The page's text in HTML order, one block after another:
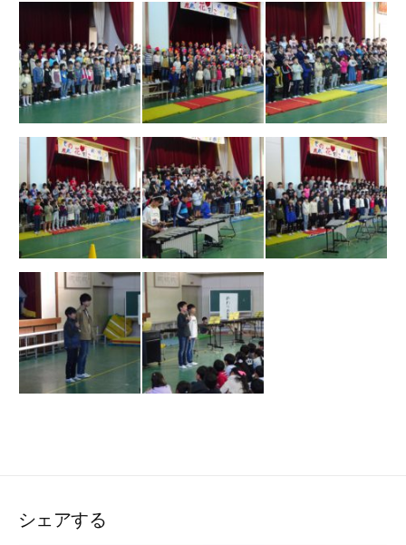
シェアする